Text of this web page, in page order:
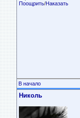
Поощрить/Наказать
В начало
Николь